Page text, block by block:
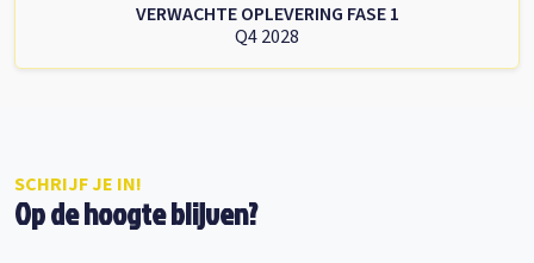
VERWACHTE OPLEVERING FASE 1
Q4 2028
Op de hoogte blijven?
SCHRIJF JE IN!